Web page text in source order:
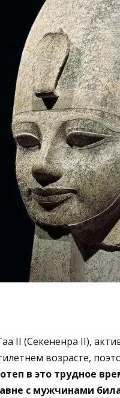
II (Секененра II),
возрасте,
в это трудное
с мужчинами